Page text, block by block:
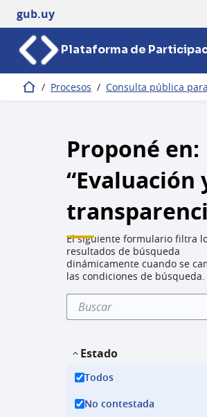
gub.uy
Plataforma de
Inicio / Procesos / Consulta pública
Proponé en:
“Evaluación
El siguiente formulario filtra
resultados de búsqueda
dinámicamente cuando se
las condiciones de búsqueda.
Estado
Todos
No contestada